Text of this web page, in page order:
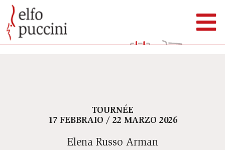
TOURNÉE
17 FEBBRAIO / 22 MARZO 2026
Elena Russo Arman